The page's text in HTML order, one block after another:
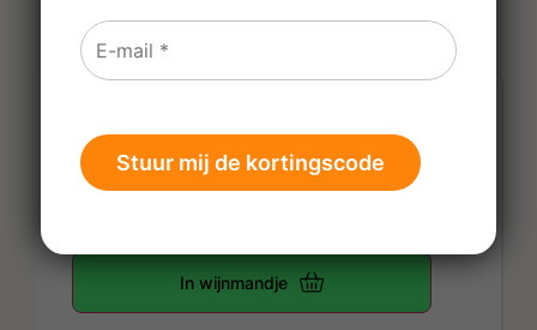
€57,69
Prijs per fles
In wijnmandje